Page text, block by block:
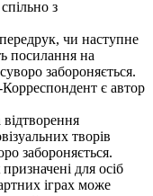
з
чи наступне
посилання на
забороняється.
є автор
творів
забороняється.
для осіб
іграх може